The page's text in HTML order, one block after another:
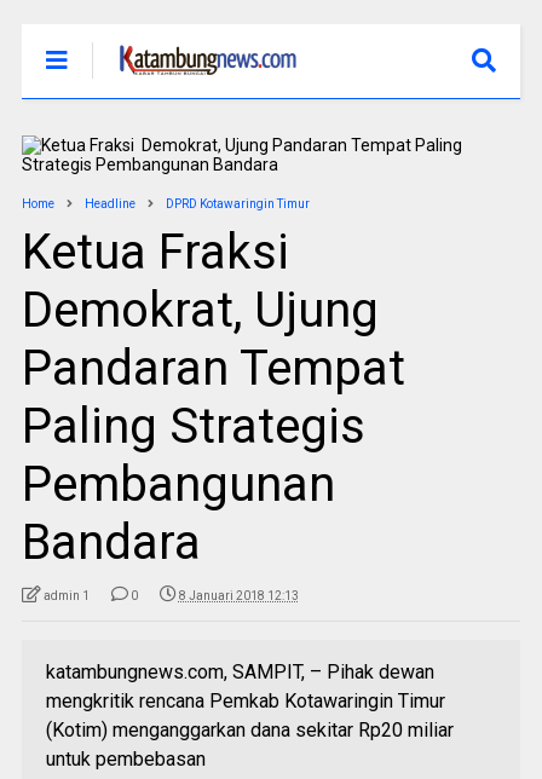
Home Headline DPRD Kotawaringin Timur
Ketua Fraksi
Demokrat, Ujung
Pandaran Tempat
Paling Strategis
Pembangunan
Bandara
admin 1 0 8 Januari 2018 12:13
katambungnews.com, SAMPIT, – Pihak dewan
mengkritik rencana Pemkab Kotawaringin Timur
(Kotim) menganggarkan dana sekitar Rp20 miliar
untuk pembebasan